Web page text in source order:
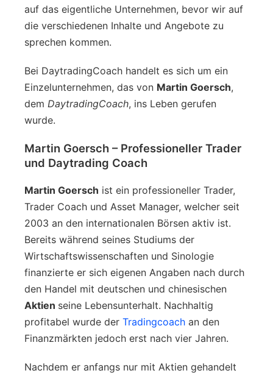
auf das eigentliche Unternehmen, bevor wir auf
die verschiedenen Inhalte und Angebote zu
sprechen kommen.
Bei DaytradingCoach handelt es sich um ein
Einzelunternehmen, das von Martin Goersch,
dem DaytradingCoach, ins Leben gerufen
wurde.
Martin Goersch – Professioneller Trader
und Daytrading Coach
Martin Goersch ist ein professioneller Trader,
Trader Coach und Asset Manager, welcher seit
2003 an den internationalen Börsen aktiv ist.
Bereits während seines Studiums der
Wirtschaftswissenschaften und Sinologie
finanzierte er sich eigenen Angaben nach durch
den Handel mit deutschen und chinesischen
Aktien seine Lebensunterhalt. Nachhaltig
profitabel wurde der Tradingcoach an den
Finanzmärkten jedoch erst nach vier Jahren.
Nachdem er anfangs nur mit Aktien gehandelt